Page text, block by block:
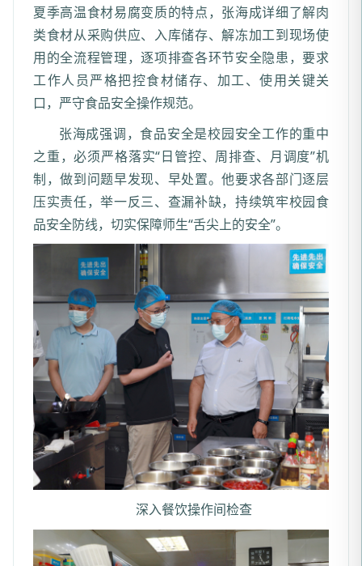
夏季高温食材易腐变质的特点，张海成详细了解肉
类食材从采购供应、入库储存、解冻加工到现场使
用的全流程管理，逐项排查各环节安全隐患，要求
工作人员严格把控食材储存、加工、使用关键关
口，严守食品安全操作规范。
张海成强调，食品安全是校园安全工作的重中
之重，必须严格落实“日管控、周排查、月调度”机
制，做到问题早发现、早处置。他要求各部门逐层
压实责任，举一反三、查漏补缺，持续筑牢校园食
品安全防线，切实保障师生“舌尖上的安全”。
深入餐饮操作间检查